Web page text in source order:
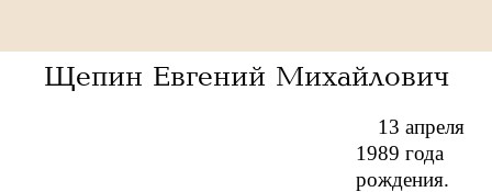
Щепин Евгений Михайлович
13 апреля
1989 года
рождения.